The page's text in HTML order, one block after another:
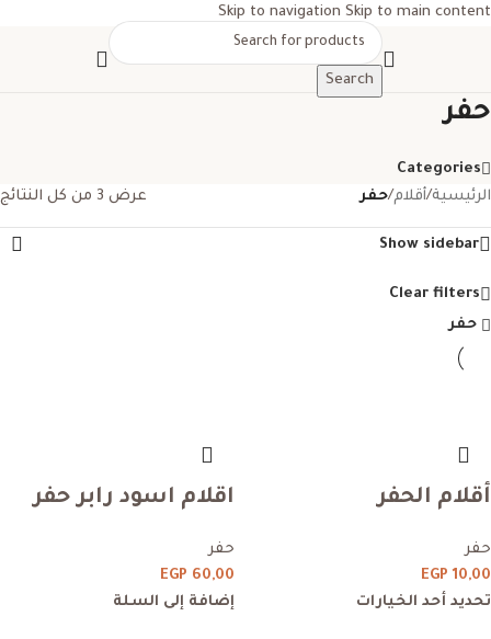
Skip to navigation Skip to main content
Search
حفر
Categories
الرئيسية/أقلام/حفر عرض ⁦3⁩ من كل النتائج
Show sidebar
Clear filters
حفر
أقلام الحفر
حفر
EGP 10,00
تحديد أحد الخيارات
اقلام اسود رابر حفر
حفر
EGP 60,00
إضافة إلى السلة